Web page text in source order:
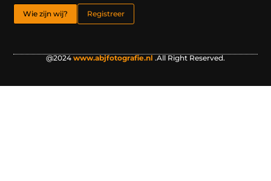
Wie zijn wij? Registreer
@2024www.abjfotografie.nl .All Right Reserved.